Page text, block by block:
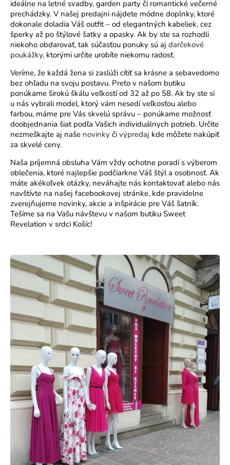
ideálne na letné svadby, garden party či romantické večerné
prechádzky. V našej predajni nájdete módne doplnky, ktoré
dokonale doladia Váš outfit – od elegantných kabeliek, cez
šperky až po štýlové šatky a opasky. Ak by ste sa rozhodli
niekoho obdarovať, tak súčasťou ponuky sú aj darčekové
poukážky, ktorými určite urobíte niekomu radosť.
Veríme, že každá žena si zaslúži cítiť sa krásne a sebavedomo
bez ohľadu na svoju postavu. Preto v našom butiku
ponúkame širokú škálu veľkostí od 32 až po 58. Ak by ste si
u nás vybrali model, ktorý vám nesedí veľkosťou alebo
farbou, máme pre Vás skvelú správu – ponúkame možnosť
doobjednania šiat podľa Vašich individuálnych potrieb. Určite
nezmeškajte aj naše novinky či výpredaj kde môžete nakúpiť
za skvelé ceny.
Naša príjemná obsluha Vám vždy ochotne poradí s výberom
oblečenia, ktoré najlepšie podčiarkne Váš štýl a osobnosť. Ak
máte akékoľvek otázky, neváhajte nás kontaktovať alebo nás
navštívte na našej facebookovej stránke, kde pravidelne
zverejňujeme novinky, akcie a inšpirácie pre Váš šatník.
Tešíme sa na Vašu návštevu v našom butiku Sweet
Revelation v srdci Košíc!